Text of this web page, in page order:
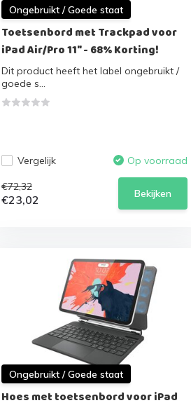
Ongebruikt / Goede staat
Toetsenbord met Trackpad voor
iPad Air/Pro 11" - 68% Korting!
Dit product heeft het label ongebruikt /
goede s...
Vergelijk Op voorraad
€72,32
€23,02 Bekijken
Ongebruikt / Goede staat
Hoes met toetsenbord voor iPad